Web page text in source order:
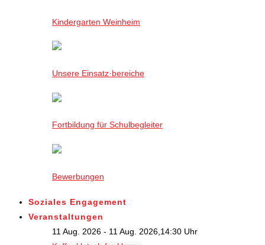
Kindergarten Weinheim
Unsere Einsatz·bereiche
Fortbildung für Schulbegleiter
Bewerbungen
Soziales Engagement
Veranstaltungen
11 Aug. 2026 - 11 Aug. 2026,14:30 Uhr